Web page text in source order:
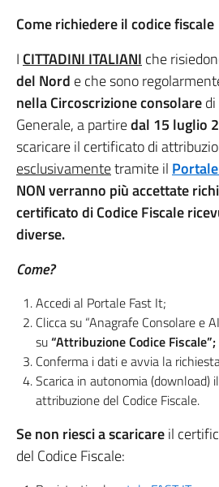
Come richiedere il codicefiscale
I CITTADINI ITALIANI che
del Nord e che sono
nella Circoscrizione consolare
Generale, a partiredal 15 luglio
scaricare il certificato di
esclusivamentetramite il
NON verranno più accettate
certificato di Codice Fiscale
diverse.
Come?
Accedi al Portale Fast It;
Clicca su “Anagrafe Consolare e
su“Attribuzione Codice Fiscale”;
Conferma i dati e avvia la
Scarica in autonomia (download)
attribuzione del Codice Fiscale.
Se non riesci a scaricareil
del Codice Fiscale: